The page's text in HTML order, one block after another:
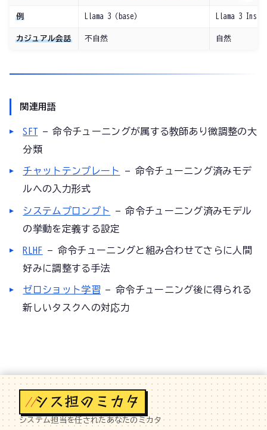
例 Llama 3（base） Llama 3
カジュアル会話 不自然 自然
関連用語
SFT — 命令チューニングが属する教師あり微調整の大
分類
チャットテンプレート
— 命令チューニング済みモデ
ルへの入力形式
システムプロンプト
— 命令チューニング済みモデル
の挙動を定義する設定
RLHF — 命令チューニングと組み合わせてさらに人間
好みに調整する手法
ゼロショット学習 — 命令チューニング後に得られる
新しいタスクへの対応力
//
システム担当を任されたあなたのミカタ